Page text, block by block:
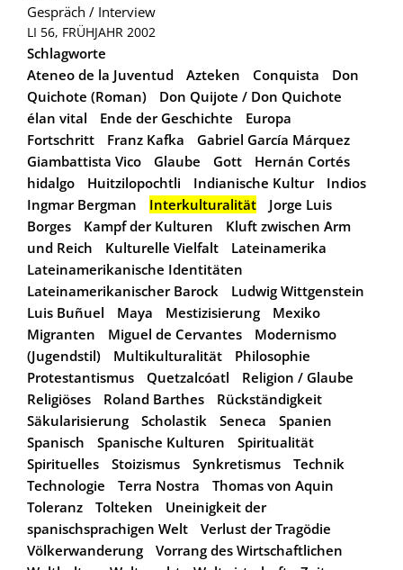
Gespräch / Interview
LI 56, FRÜHJAHR 2002
Schlagworte
Ateneo de la Juventud
Azteken Conquista
Don
Quichote (Roman)
Don Quijote / Don Quichote
élan vital
Ende der Geschichte
Europa
Fortschritt
Franz Kafka
Gabriel García Márquez
Giambattista Vico
Glaube Gott
Hernán Cortés
hidalgo
Huitzilopochtli Indianische Kultur
Indios
Ingmar Bergman
Interkulturalität
Jorge Luis
Borges
Kampf der Kulturen
Kluft zwischen Arm
und Reich
Kulturelle Vielfalt
Lateinamerika
Lateinamerikanische Identitäten
Lateinamerikanischer Barock
Ludwig Wittgenstein
Luis Buñuel
Maya Mestizisierung
Mexiko
Migranten
Miguel de Cervantes
Modernismo
(Jugendstil)
Multikulturalität
Philosophie
Protestantismus
Quetzalcóatl
Religion / Glaube
Religiöses
Roland Barthes
Rückständigkeit
Säkularisierung
Scholastik Seneca
Spanien
Spanisch
Spanische Kulturen
Spiritualität
Spirituelles
Stoizismus Synkretismus
Technik
Technologie
Terra Nostra
Thomas von Aquin
Toleranz
Tolteken
Uneinigkeit der
spanischsprachigen Welt
Verlust der Tragödie
Völkerwanderung
Vorrang des Wirtschaftlichen